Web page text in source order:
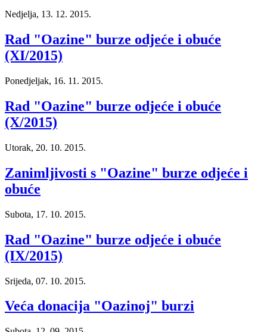
Nedjelja, 13. 12. 2015.
Rad "Oazine" burze odjeće i obuće
(XI/2015)
Ponedjeljak, 16. 11. 2015.
Rad "Oazine" burze odjeće i obuće
(X/2015)
Utorak, 20. 10. 2015.
Zanimljivosti s "Oazine" burze odjeće i
obuće
Subota, 17. 10. 2015.
Rad "Oazine" burze odjeće i obuće
(IX/2015)
Srijeda, 07. 10. 2015.
Veća donacija "Oazinoj" burzi